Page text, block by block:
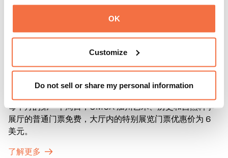
OK
Customize
Do not sell or share my personal information
第一主日
每个月的第一个周日，OMCA 加州艺术、历史和自然科学
展厅的普通门票免费，大厅内的特别展览门票优惠价为 6
美元。
了解更多